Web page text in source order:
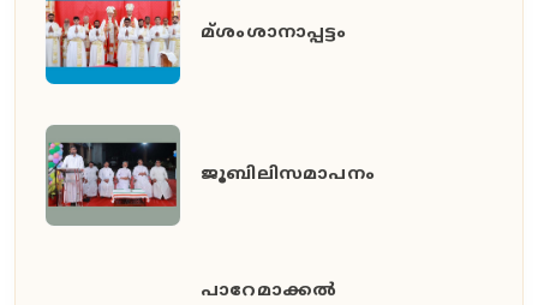
മ്ശംശാനാപ്പട്ടം
ജൂബിലിസമാപനം
പാറേമാക്കൽ